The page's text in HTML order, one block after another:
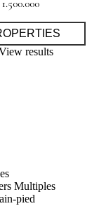
results
Multiples
pied